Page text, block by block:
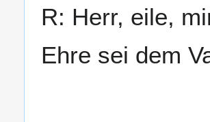
R: Herr, eile,
Ehre sei dem